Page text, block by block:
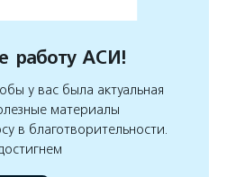
работу АСИ!
у вас была актуальная
материалы
в благотворительности.